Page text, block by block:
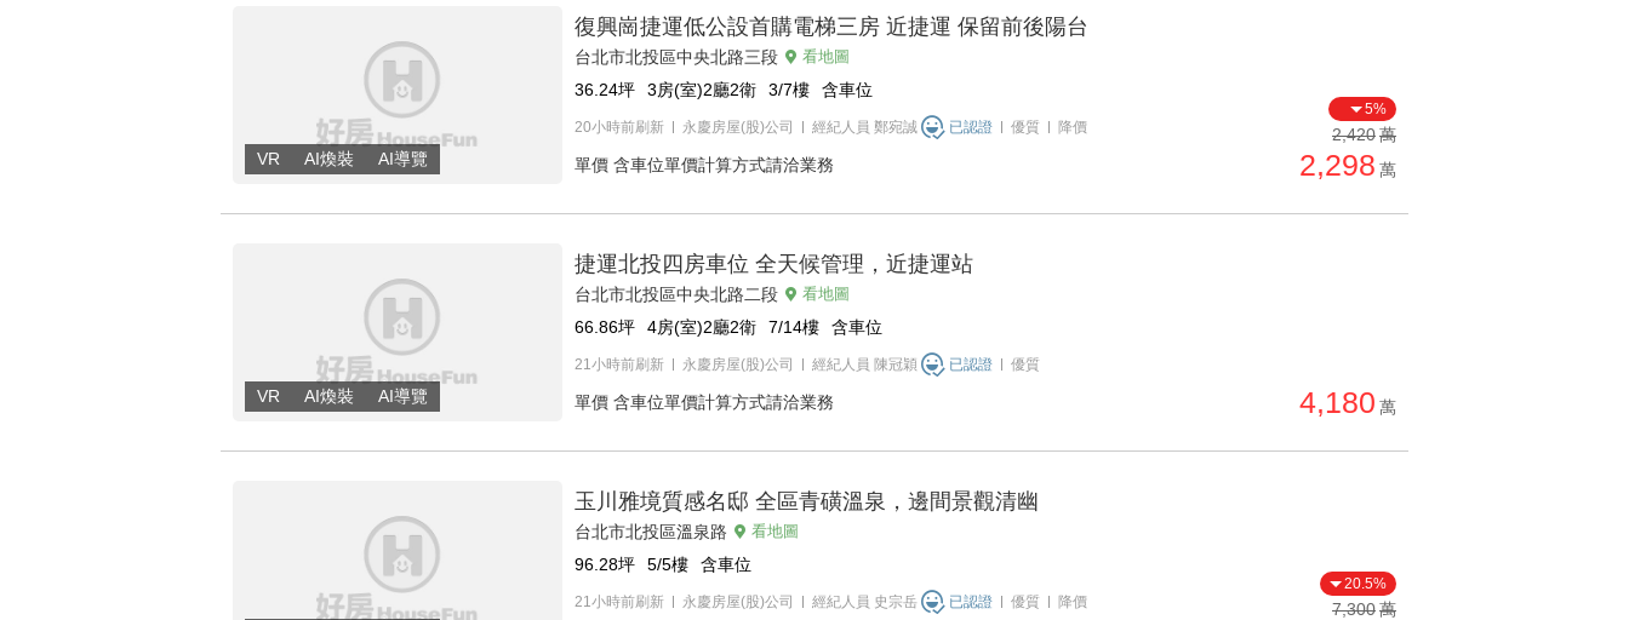
復興崗捷運低公設首購電梯三房 近捷運 保留前後陽台
台北市北投區中央北路三段 看地圖
36.24坪 3房(室)2廳2衛 3/7樓 含車位
20小時前刷新 永慶房屋(股)公司 經紀人員 鄭宛誠 已認證 優質 降價
單價 含車位單價計算方式請洽業務
5%
2,420萬
2,298 萬
捷運北投四房車位 全天候管理，近捷運站
台北市北投區中央北路二段 看地圖
66.86坪 4房(室)2廳2衛 7/14樓 含車位
21小時前刷新 永慶房屋(股)公司 經紀人員 陳冠穎 已認證 優質
單價 含車位單價計算方式請洽業務 4,180 萬
玉川雅境質感名邸 全區青磺溫泉，邊間景觀清幽
台北市北投區溫泉路 看地圖
96.28坪 5/5樓 含車位
21小時前刷新 永慶房屋(股)公司 經紀人員 史宗岳 已認證 優質 降價
20.5%
7,300萬